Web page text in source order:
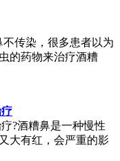
传染，很多患者以为
的药物来治疗酒糟
?酒糟鼻是一种慢性
大有红，会严重的影